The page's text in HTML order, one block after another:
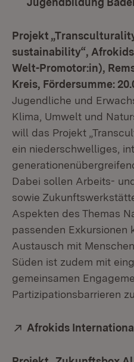
Projekt
sustainability“,
Welt-Promotor:in),
Kreis, Fördersumme:
Jugendliche und
Klima, Umwelt und
will das Projekt
ein niederschwelliges,
Dabei sollen Arbeits-
sowie
Aspekten des Themas
passenden Exkursionen
Austausch mit
Süden ist zudem mit
gemeinsamen
Partizipationsbarrieren
Extern:
Afrokids